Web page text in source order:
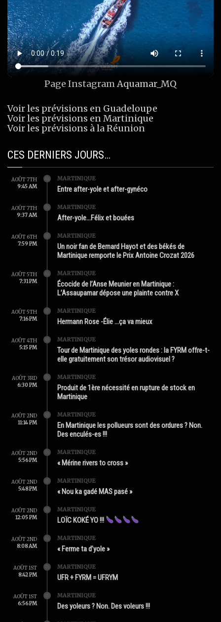
Page InstagramAquamar_MQ
Voir les prévisions en Guadeloupe
Voir les prévisions en Martinique
Voir les prévisions à la Réunion
CES DERNIERS JOURS…
AOÛT 7TH
9:45 AM
MARTINIQUE
Entre after-yole et after-gynéco
AOÛT 7TH
9:37 AM
MARTINIQUE
After-yole…Félix et bouées
AOÛT 6TH
7:59 PM
MARTINIQUE
Un noir fan de Bernard Hayot et des békés de
Martinique remporte le Prix Antoine Crozat 2026
AOÛT 5TH
7:31 PM
MARTINIQUE
Écocide de l’Anse Meunier en Martinique :
L’Assaupamar dépose une plainte contre X
AOÛT 5TH
7:16 PM
MARTINIQUE
Hermann Rose -Élie …ça va mieux
AOÛT 4TH
5:15 PM
MARTINIQUE
Tour de Martinique des yoles rondes : la FYRM offre-t-
elle gratuitement son trésor audiovisuel ?
AOÛT 3RD
6:30 PM
MARTINIQUE
Produit de 1ère nécessité en rupture de stock en
Martinique
AOÛT 2ND
11:14 PM
MARTINIQUE
En Martinique les pollueurs sont des ordures ? Non.
Des enculés-es !!!
AOÛT 2ND
5:56 PM
MARTINIQUE
« Mérine rivers to cross »
AOÛT 2ND
5:48 PM
MARTINIQUE
« Nou ka gadé MAS pasé »
AOÛT 2ND
12:05 PM
MARTINIQUE
LOÏC KOKÉ YO !!!
AOÛT 2ND
8:08 AM
MARTINIQUE
« Ferme ta d’yole »
AOÛT 1ST
8:42 PM
MARTINIQUE
UFR + FYRM = UFRYM
AOÛT 1ST
6:56 PM
MARTINIQUE
Des yoleurs ? Non. Des voleurs !!!